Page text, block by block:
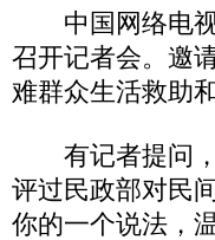
中国网络电视
召开记者会。邀
难群众生活救助
有记者提问，
评过民政部对民
你的一个说法，